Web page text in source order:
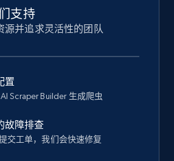
支持
源并追求灵活性的团队
置
Scraper Builder 生成爬虫
故障排查
交工单，我们会快速修复